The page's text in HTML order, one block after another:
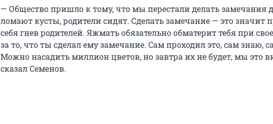
— Общество пришло к тому, что мы перестали делать замечания
ломают кусты, родители сидят. Сделать замечание — это значит
себя гнев родителей. Яжмать обязательно обматерит тебя при
за то, что ты сделал ему замечание. Сам проходил это, сам знаю,
Можно насадить миллион цветов, но завтра их не будет, мы это
сказал Семенов.